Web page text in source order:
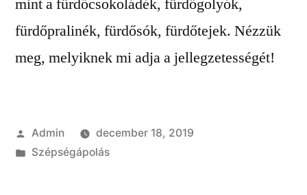
mint a fürdőcsokoládék, fürdőgolyók,
fürdőpralinék, fürdősók, fürdőtejek. Nézzük
meg, melyiknek mi adja a jellegzetességét!
Szerző:
Admin
december 18, 2019
Kategória:
Szépségápolás